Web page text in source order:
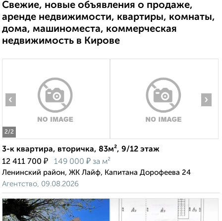
Свежие, новые объявления о продаже,
аренде недвижимости, квартиры, комнаты,
дома, машиноместа, коммерческая
недвижимость в Кирове
2/2
‹ ›
3-к квартира, вторичка, 83м², 9/12 этаж
12 411 700 ₽ 149 000 ₽ за м²
Ленинский район, ЖК Лайф, Капитана Дорофеева 24
Агентство, 09.08.2026